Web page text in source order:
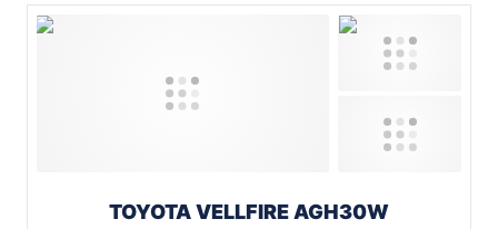
TOYOTA VELLFIRE AGH30W